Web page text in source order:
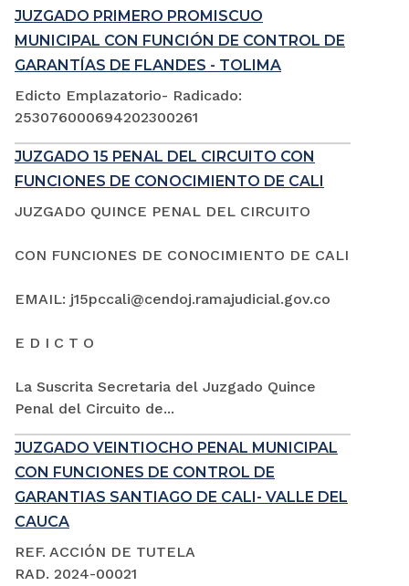
JUZGADO PRIMERO PROMISCUO
MUNICIPAL CON FUNCIÓN DE CONTROL DE
GARANTÍAS DE FLANDES - TOLIMA
Edicto Emplazatorio- Radicado:
253076000694202300261
JUZGADO 15 PENAL DEL CIRCUITO CON
FUNCIONES DE CONOCIMIENTO DE CALI
JUZGADO QUINCE PENAL DEL CIRCUITO
CON FUNCIONES DE CONOCIMIENTO DE CALI
EMAIL: j15pccali@cendoj.ramajudicial.gov.co
E D I C T O
La Suscrita Secretaria del Juzgado Quince
Penal del Circuito de...
JUZGADO VEINTIOCHO PENAL MUNICIPAL
CON FUNCIONES DE CONTROL DE
GARANTIAS SANTIAGO DE CALI- VALLE DEL
CAUCA
REF. ACCIÓN DE TUTELA
RAD. 2024-00021